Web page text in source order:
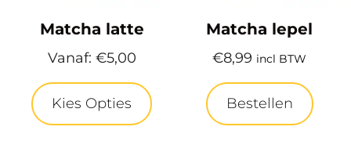
Matcha latte
Vanaf: €5,00
Kies Opties
Matcha lepel
€8,99 incl BTW
Bestellen